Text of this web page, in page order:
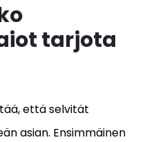
tarjota
että selvität
asian. Ensimmäinen